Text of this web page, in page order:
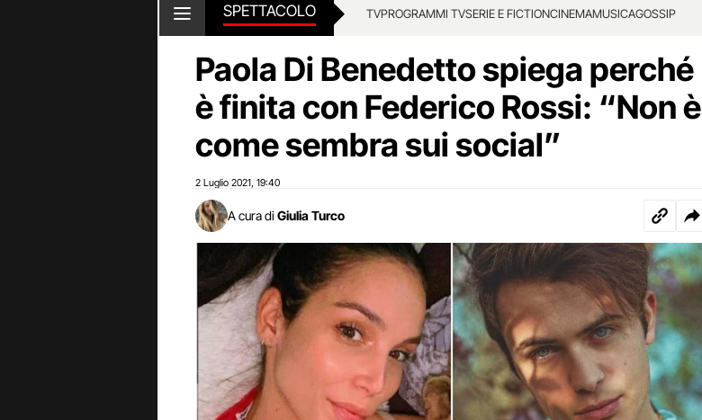
SPETTACOLO TVPROGRAMMI TVSERIE E FICTIONCINEMAMUSICAGOSSIP
Paola Di Benedetto spiega perché
è finita con Federico Rossi: “Non è
come sembra sui social”
2 Luglio 2021 19:40
A cura di Giulia Turco